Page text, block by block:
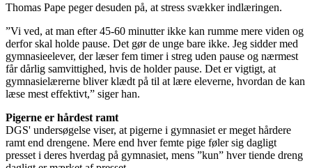
Thomas Pape peger desuden på, at stress svækker indlæringen.
”Vi ved, at man efter 45-60 minutter ikke kan rumme mere viden og
derfor skal holde pause. Det gør de unge bare ikke. Jeg sidder med
gymnasieelever, der læser fem timer i streg uden pause og nærmest
får dårlig samvittighed, hvis de holder pause. Det er vigtigt, at
gymnasielærerne bliver klædt på til at lære eleverne, hvordan de kan
læse mest effektivt,” siger han.
Pigerne er hårdest ramt
DGS' undersøgelse viser, at pigerne i gymnasiet er meget hårdere
ramt end drengene. Mere end hver femte pige føler sig dagligt
presset i deres hverdag på gymnasiet, mens ”kun” hver tiende dreng